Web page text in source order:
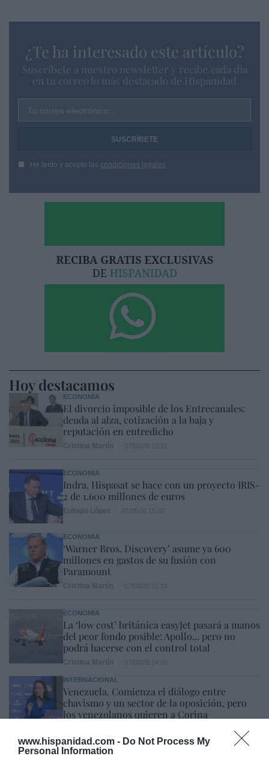
www.hispanidad.com - Do Not Process My
Personal Information
¿Te ha interesado este artículo?
Suscríbete a nuestro newsletter y recibe cada dia
en tu correo lo más destacado de Hispanidad
Tu correo electrónico...
He leído y acepto las condiciones legales
Hoy destacamos
ECONOMÍA
El divorcio imposible de los Entrecanales:
deuda al alza, cotización a la baja y
reputación en entredicho
ECONOMÍA
Indra. Hispasat se hace con un proyecto IRIS-
2 de 1.600 millones de euros
ECONOMÍA
‘Warner Bros. Discovery’ asume ya 600
millones en gastos de su fusión con
Paramount
ECONOMÍA
La ‘low cost’ británica easyJet pasará a manos
del peor fondo posible: Apollo... pero no
podrá hacerse con el control total
INTERNACIONAL
Venezuela. Comienza el diálogo entre
chavismo y un sector de la oposición, pero
los venezolanos quieren a Corina
ECONOMÍA